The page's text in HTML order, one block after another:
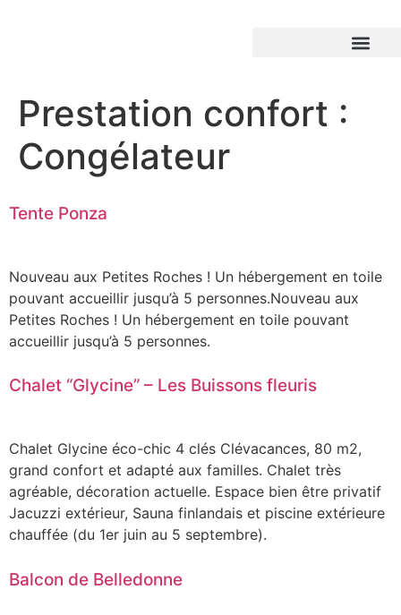
Prestation confort :
Congélateur
Tente Ponza
Nouveau aux Petites Roches ! Un hébergement en toile
pouvant accueillir jusqu’à 5 personnes.Nouveau aux
Petites Roches ! Un hébergement en toile pouvant
accueillir jusqu’à 5 personnes.
Chalet “Glycine” – Les Buissons fleuris
Chalet Glycine éco-chic 4 clés Clévacances, 80 m2,
grand confort et adapté aux familles. Chalet très
agréable, décoration actuelle. Espace bien être privatif
Jacuzzi extérieur, Sauna finlandais et piscine extérieure
chauffée (du 1er juin au 5 septembre).
Balcon de Belledonne